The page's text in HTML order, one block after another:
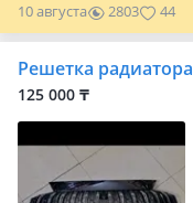
10 августа 2803 44
Решетка радиатора
125 000 ₸